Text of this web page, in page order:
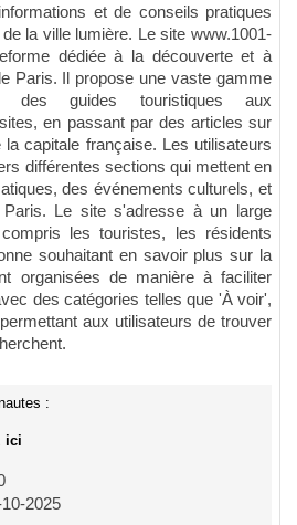
et de conseils pratiques
la ville lumière. Le site www.1001-
dédiée à la découverte et à
Paris. Il propose une vaste gamme
des guides touristiques aux
en passant par des articles sur
la capitale française. Les utilisateurs
différentes sections qui mettent en
des événements culturels, et
Le site s'adresse à un large
les touristes, les résidents
souhaitant en savoir plus sur la
organisées de manière à faciliter
des catégories telles que 'À voir',
aux utilisateurs de trouver
:
ici
2025